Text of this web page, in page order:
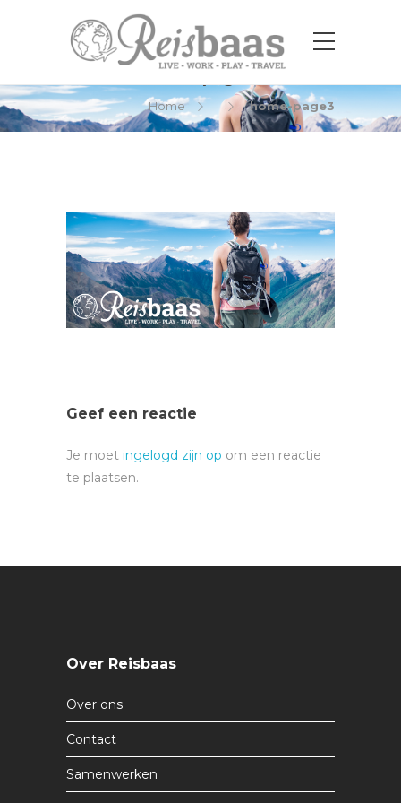
Home home-page3
Geef een reactie
Je moet ingelogd zijn op om een reactie
te plaatsen.
Over Reisbaas
Over ons
Contact
Samenwerken